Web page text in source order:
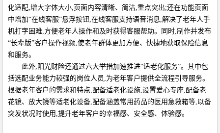
化适配,增大字体大小,页面内容清晰、简洁,重点突出;还在功能页面
中增加“在线客服”悬浮按钮,在线客服支持语音消息,解决了老年人手
机打字困难,方便老年人操作和及时获得客服帮助。同时,制作并发布
“长辈版”客户操作视频,使老年群体更加方便、快捷地获取保险信息
和服务。
此外,阳光财险还通过六大举措加速推进“适老化服务”。其中包
括选配业务能力较强的岗位人员,为老年客户提供全流程引导服务。
根据老年客户的需求和特点,配备适老化设施,设置爱心专座,配备老
花镜、放大镜等适老化设备,配备涵盖常用药品的医用急救箱等,以备
突发状况时使用,提升老年客户的幸福感、安全感、体验感。